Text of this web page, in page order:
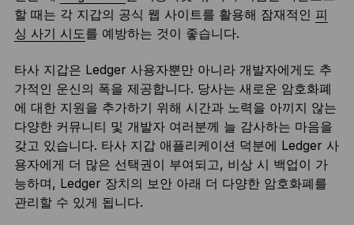
할 때는 각 지갑의 공식 웹 사이트를 활용해 잠재적인 피
싱 사기 시도를 예방하는 것이 좋습니다.
타사 지갑은 Ledger 사용자뿐만 아니라 개발자에게도 추
가적인 운신의 폭을 제공합니다. 당사는 새로운 암호화폐
에 대한 지원을 추가하기 위해 시간과 노력을 아끼지 않는
다양한 커뮤니티 및 개발자 여러분께 늘 감사하는 마음을
갖고 있습니다. 타사 지갑 애플리케이션 덕분에 Ledger 사
용자에게 더 많은 선택권이 부여되고, 비상 시 백업이 가
능하며, Ledger 장치의 보안 아래 더 다양한 암호화폐를
관리할 수 있게 됩니다.